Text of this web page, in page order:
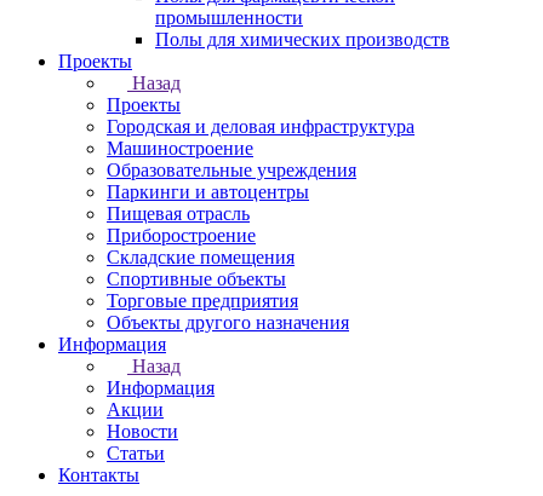
промышленности
Полы для химических производств
Проекты
Назад
Проекты
Городская и деловая инфраструктура
Машиностроение
Образовательные учреждения
Паркинги и автоцентры
Пищевая отрасль
Приборостроение
Складские помещения
Спортивные объекты
Торговые предприятия
Объекты другого назначения
Информация
Назад
Информация
Акции
Новости
Статьи
Контакты